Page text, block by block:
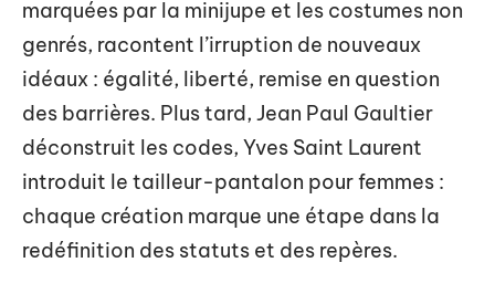
marquées par la minijupe et les costumes non
genrés, racontent l’irruption de nouveaux
idéaux : égalité, liberté, remise en question
des barrières. Plus tard, Jean Paul Gaultier
déconstruit les codes, Yves Saint Laurent
introduit le tailleur-pantalon pour femmes :
chaque création marque une étape dans la
redéfinition des statuts et des repères.